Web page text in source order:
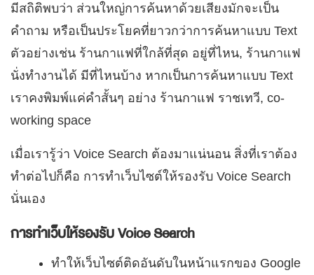
มีสถิติพบว่า ส่วนใหญ่การค้นหาด้วยเสียงมักจะเป็น
คำถาม หรือเป็นประโยคที่ยาวกว่าการค้นหาแบบ Text
ตัวอย่างเช่น ร้านกาแฟที่ใกล้ที่สุด อยู่ที่ไหน, ร้านกาแฟ
นั่งทำงานได้ มีที่ไหนบ้าง หากเป็นการค้นหาแบบ Text
เราคงพิมพ์แค่คำสั้นๆ อย่าง ร้านกาแฟ ราชเทวี, co-
working space
เมื่อเรารู้ว่า Voice Search ต้องมาแน่นอน สิ่งที่เราต้อง
ทำต่อไปก็คือ การทำเว็บไซต์ให้รองรับ Voice Search
นั่นเอง
การทำเว็บให้รองรับ Voice Search
ทำให้เว็บไซต์ติดอันดับในหน้าแรกของ Google